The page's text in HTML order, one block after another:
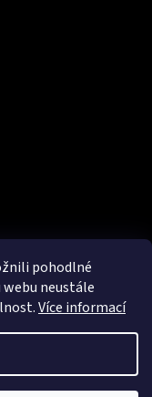
pohodlné
neustále
Více informací
nejdříve